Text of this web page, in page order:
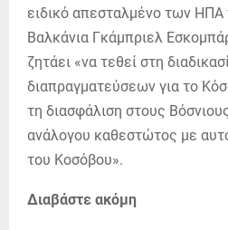
ειδικό απεσταλμένο των ΗΠΑ
Βαλκάνια Γκάμπριελ
ζητάει «να τεθεί στη
διαπραγματεύσεων για το
τη διασφάλιση στους
ανάλογου καθεστώτος με
του Κοσόβου».
Διαβάστε ακόμη